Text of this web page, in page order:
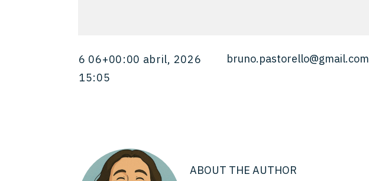
6 06+00:00 abril, 2026
15:05
bruno.pastorello@gmail.com
ABOUT THE AUTHOR